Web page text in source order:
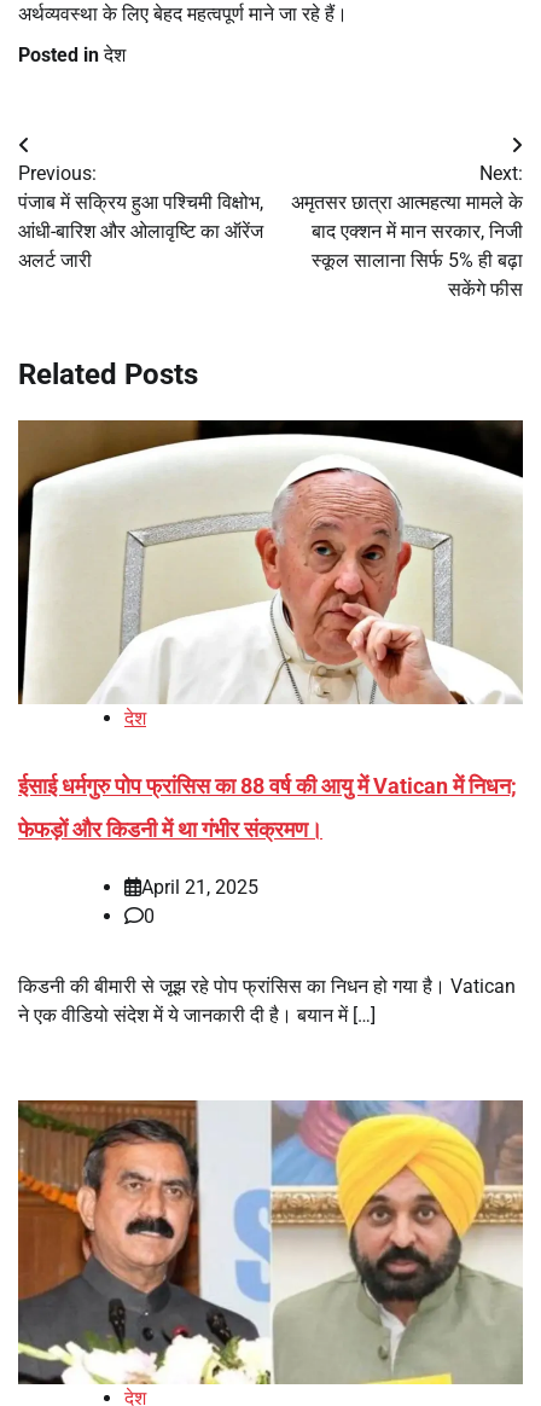
अर्थव्यवस्था के लिए बेहद महत्वपूर्ण माने जा रहे हैं।
Posted inदेश
Post
navigation
Previous:
पंजाब में सक्रिय हुआ पश्चिमी विक्षोभ,
आंधी-बारिश और ओलावृष्टि का ऑरेंज
अलर्ट जारी
Next:
अमृतसर छात्रा आत्महत्या मामले के
बाद एक्शन में मान सरकार, निजी
स्कूल सालाना सिर्फ 5% ही बढ़ा
सकेंगे फीस
Related Posts
देश
ईसाई धर्मगुरु पोप फ्रांसिस का 88 वर्ष की आयु में Vatican में निधन;
फेफड़ों और किडनी में था गंभीर संक्रमण।
April 21, 2025
0
किडनी की बीमारी से जूझ रहे पोप फ्रांसिस का निधन हो गया है। Vatican
ने एक वीडियो संदेश में ये जानकारी दी है। बयान में […]
देश